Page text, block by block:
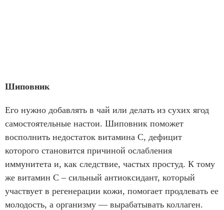
Шиповник
Его нужно добавлять в чай или делать из сухих ягод
самостоятельные настои. Шиповник поможет
восполнить недостаток витамина С, дефицит
которого становится причиной ослабления
иммунитета и, как следствие, частых простуд. К тому
же витамин С – сильный антиоксидант, который
участвует в регенерации кожи, помогает продлевать ее
молодость, а организму — вырабатывать коллаген.